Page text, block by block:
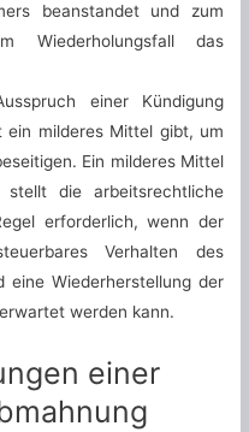
beanstandet und zum
das
einer Kündigung
ein milderes Mittel gibt, um
Ein milderes Mittel
stellt die arbeitsrechtliche
erforderlich, wenn der
Verhalten des
eine Wiederherstellung der
werden kann.
einer